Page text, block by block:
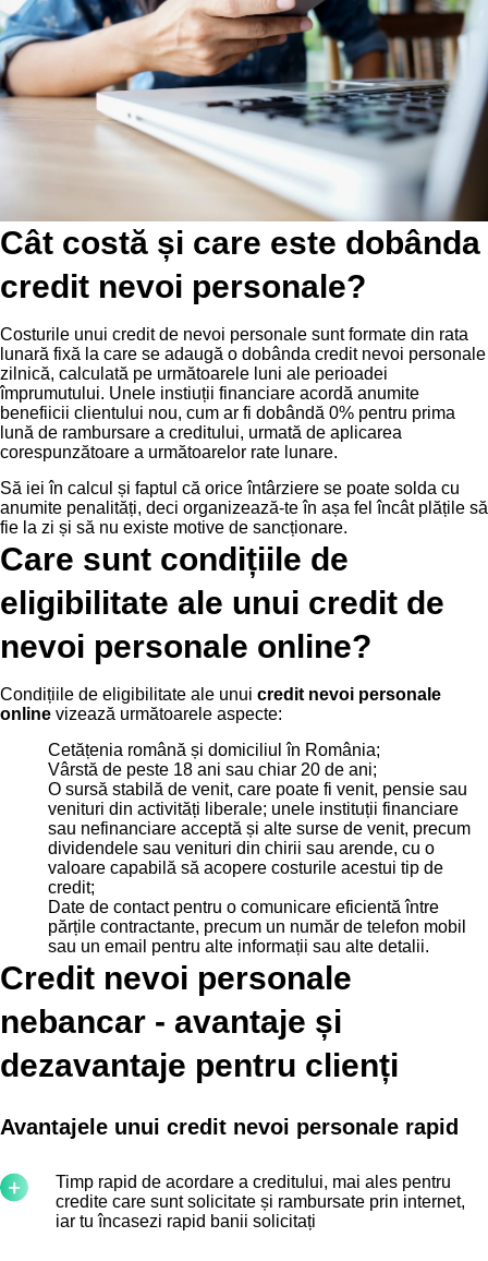
Cât costă și care este dobânda
credit nevoi personale?
Costurile unui credit de nevoi personale sunt formate din rata
lunară fixă la care se adaugă o dobânda credit nevoi personale
zilnică, calculată pe următoarele luni ale perioadei
împrumutului. Unele instiuții financiare acordă anumite
benefiicii clientului nou, cum ar fi dobândă 0% pentru prima
lună de rambursare a creditului, urmată de aplicarea
corespunzătoare a următoarelor rate lunare.
Să iei în calcul și faptul că orice întârziere se poate solda cu
anumite penalități, deci organizează-te în așa fel încât plățile să
fie la zi și să nu existe motive de sancționare.
Care sunt condițiile de
eligibilitate ale unui credit de
nevoi personale online?
Condițiile de eligibilitate ale unui credit nevoi personale
online vizează următoarele aspecte:
Cetățenia română și domiciliul în România;
Vârstă de peste 18 ani sau chiar 20 de ani;
O sursă stabilă de venit, care poate fi venit, pensie sau
venituri din activități liberale; unele instituții financiare
sau nefinanciare acceptă și alte surse de venit, precum
dividendele sau venituri din chirii sau arende, cu o
valoare capabilă să acopere costurile acestui tip de
credit;
Date de contact pentru o comunicare eficientă între
părțile contractante, precum un număr de telefon mobil
sau un email pentru alte informații sau alte detalii.
Credit nevoi personale
nebancar - avantaje și
dezavantaje pentru clienți
Avantajele unui credit nevoi personale rapid
Timp rapid de acordare a creditului, mai ales pentru
credite care sunt solicitate și rambursate prin internet,
iar tu încasezi rapid banii solicitați